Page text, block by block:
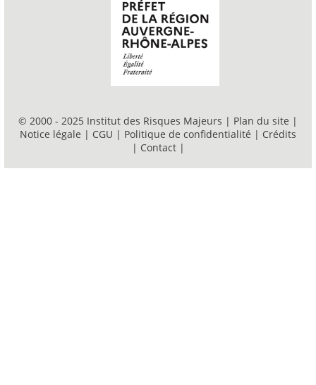
© 2000 - 2025 Institut des Risques Majeurs | Plan du site |
Notice légale | CGU | Politique de confidentialité | Crédits
| Contact |